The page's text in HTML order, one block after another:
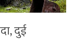
दुई